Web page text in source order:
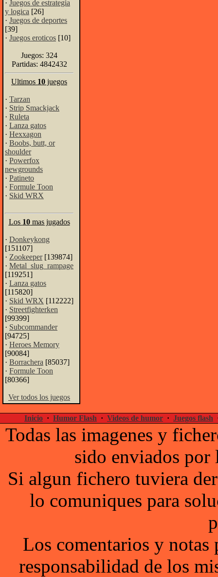
· Juegos de estrategia
y logica [26]
· Juegos de deportes
[39]
· Juegos eroticos [10]
Juegos: 324
Partidas: 4842432
Ultimos 10 juegos
· Tarzan
· Strip Smackjack
· Ruleta
· Lanza gatos
· Hexxagon
· Boobs, butt, or
shoulder
· Powerfox
newgrounds
· Patineto
· Formule Toon
· Skid WRX
Los 10mas jugados
· Donkeykong
[151107]
· Zookeeper[139874]
· Metal_slug_rampage
[119251]
· Lanza gatos
[115820]
· Skid WRX [112222]
· Streetfighterken
[99399]
· Subcommander
[94725]
· Heroes Memory
[90084]
· Borrachera [85037]
· Formule Toon
[80366]
Ver todos los juegos
Inicio · Humor Flash · Videos de humor · Juegos flash
Todas las imagenes y
sido enviados por
Si algun fichero tuviera
lo comuniques para
Los comentarios y notas
responsabilidad de los